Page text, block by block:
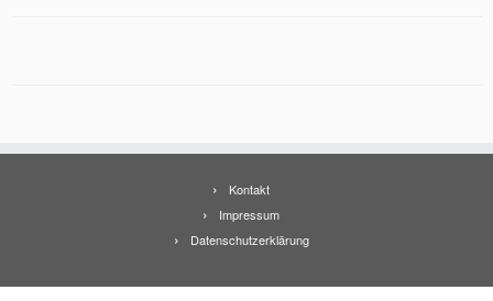
Kontakt
Impressum
Datenschutzerklärung